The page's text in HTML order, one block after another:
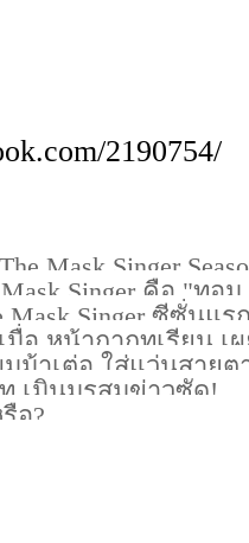
2190754/
Mask Singer
Singer คือ "ทอม
Singer ซีซั่นแ
อ หน้ากากทุเรียน เ
ม้าเต่อ ใส่แว่นสายต
เมินมรสุมข่าวซัด!
อ?